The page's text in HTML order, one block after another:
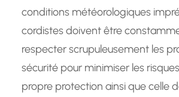
conditions météorologiques
cordistes doivent être
respecter scrupuleusement les
sécurité pour minimiser les
propre protection ainsi que celle